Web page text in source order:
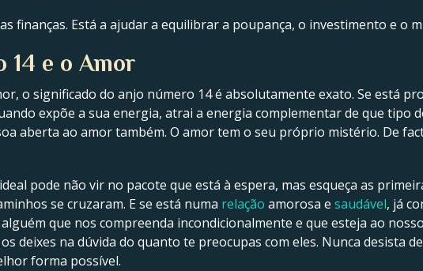
finanças. Está a ajudar a equilibrar a poupança, o investimento e o
14 e o Amor
o significado do anjo número 14 é absolutamente exato. Se está
expõe a sua energia, atrai a energia complementar de que tipo
aberta ao amor também. O amor tem o seu próprio mistério. De
pode não vir no pacote que está à espera, mas esqueça as
se cruzaram. E se está numa relação amorosa e saudável, já
que nos compreenda incondicionalmente e que esteja ao
deixes na dúvida do quanto te preocupas com eles. Nunca desista
forma possível.